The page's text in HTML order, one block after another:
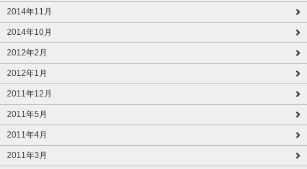
2014年11月
2014年10月
2012年2月
2012年1月
2011年12月
2011年5月
2011年4月
2011年3月